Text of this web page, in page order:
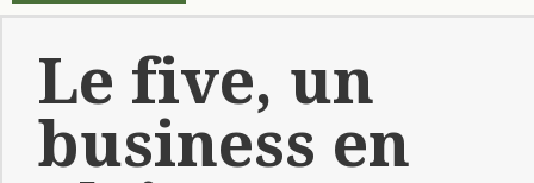
Le five, un
business en